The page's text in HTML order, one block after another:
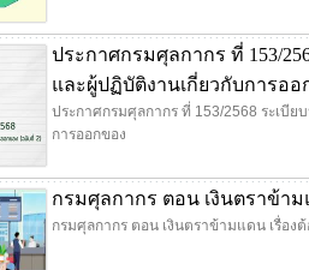
ประกาศกรมศุลกากร ที่ 153/
และผู้ปฏิบัติงานเกี่ยวกับการออ
ประกาศกรมศุลกากร ที่ 153/2568 ระเบี
การออกของ
กรมศุลกากร ตอน เงินตราข้า
กรมศุลกากร ตอน เงินตราข้ามแดน เรื่อง